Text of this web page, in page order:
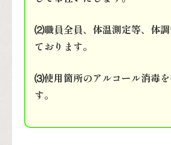
⑵職員全員、体温測定等、体
ております。
⑶使用箇所のアルコール消毒を
す。